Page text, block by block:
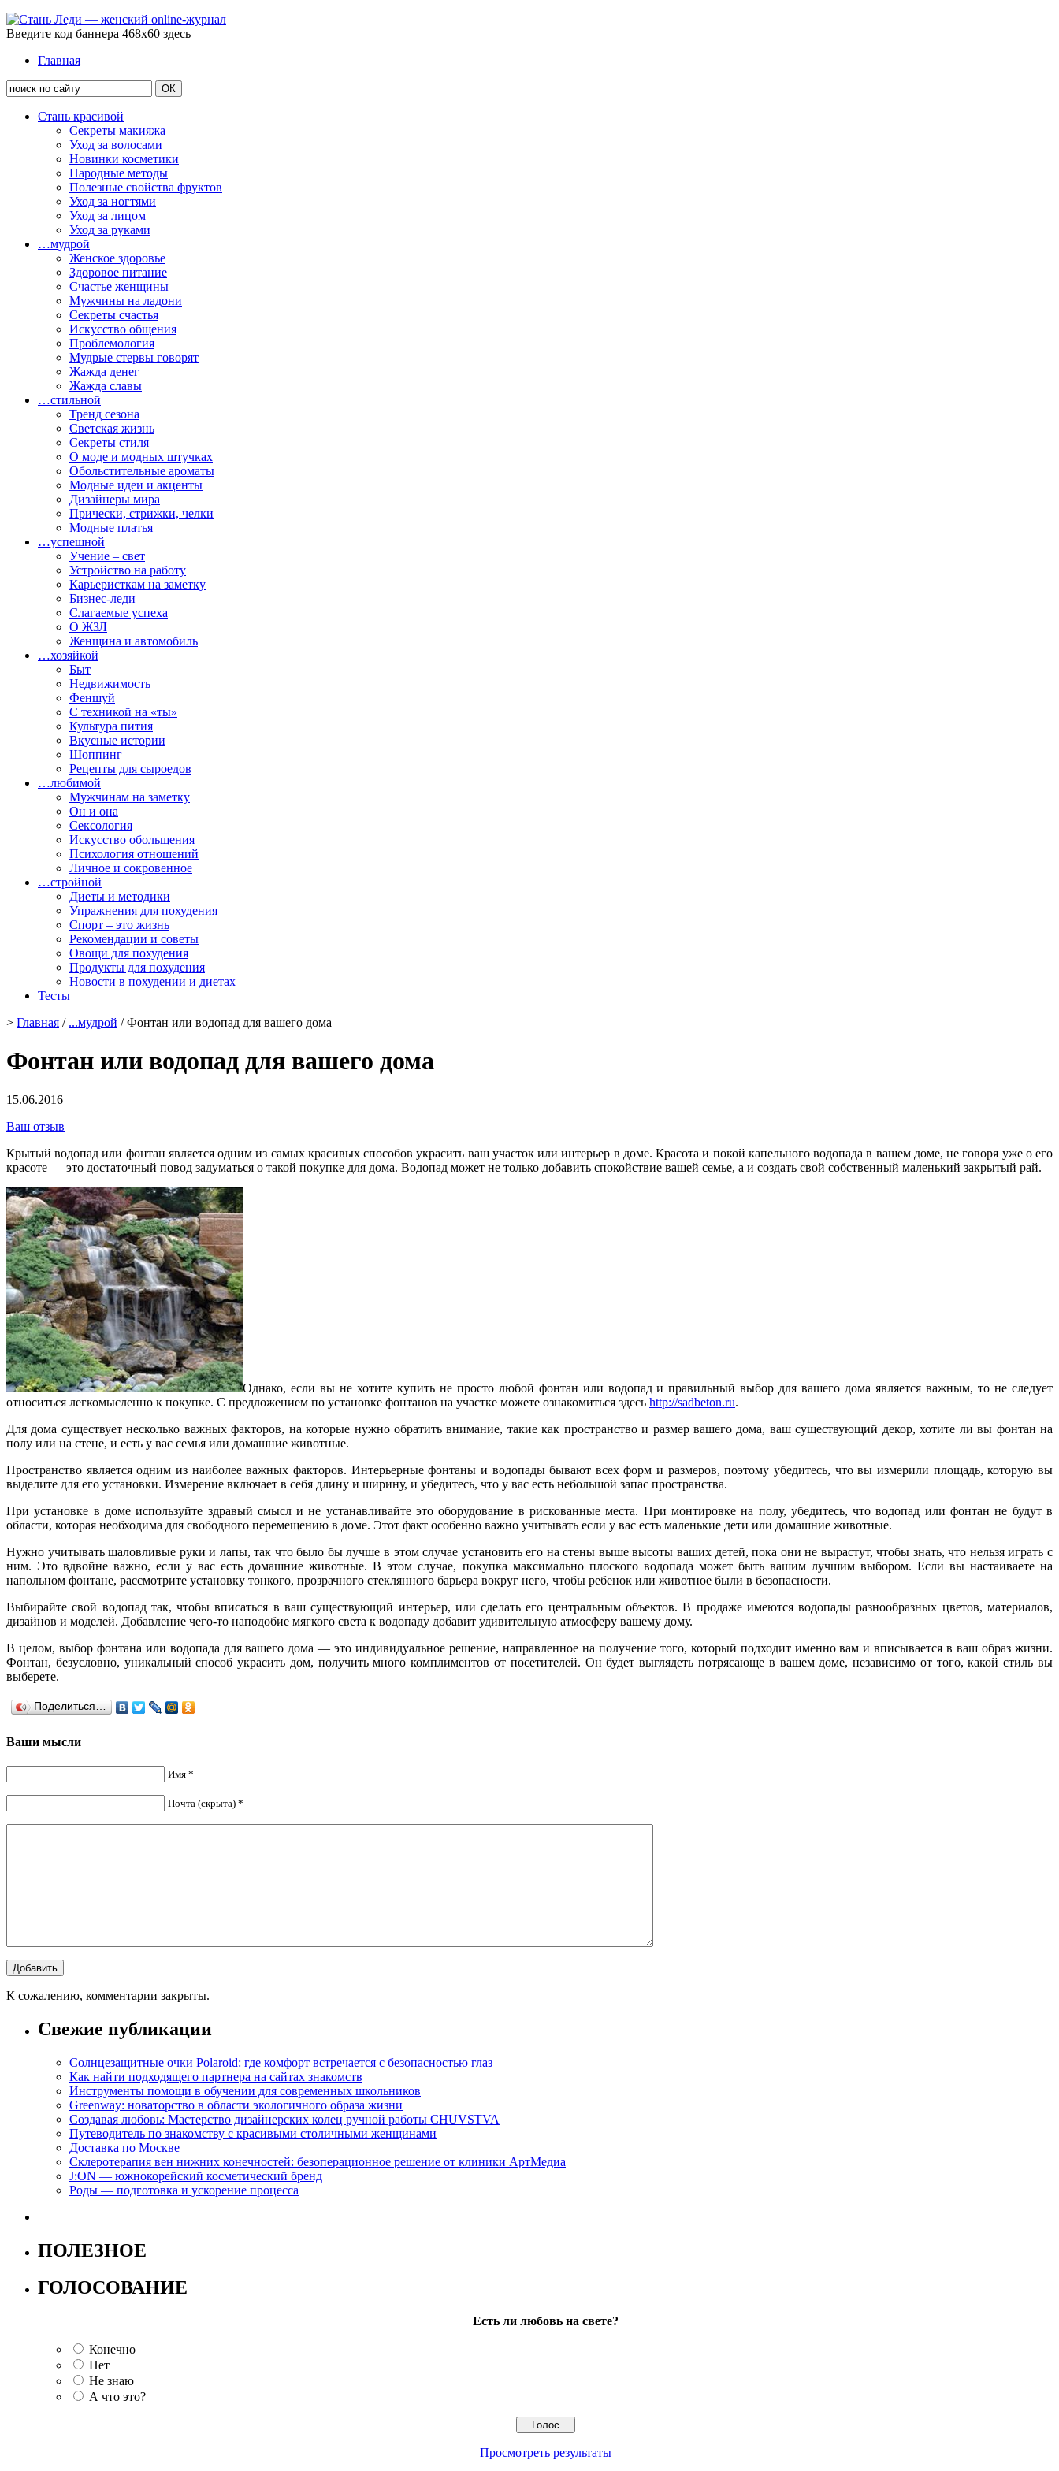
Введите код баннера 468x60 здесь
Главная
Стань красивой
Секреты макияжа
Уход за волосами
Новинки косметики
Народные методы
Полезные свойства фруктов
Уход за ногтями
Уход за лицом
Уход за руками
…мудрой
Женское здоровье
Здоровое питание
Счастье женщины
Мужчины на ладони
Секреты счастья
Искусство общения
Проблемология
Мудрые стервы говорят
Жажда денег
Жажда славы
…стильной
Тренд сезона
Светская жизнь
Секреты стиля
О моде и модных штучках
Обольстительные ароматы
Модные идеи и акценты
Дизайнеры мира
Прически, стрижки, челки
Модные платья
…успешной
Учение – свет
Устройство на работу
Карьеристкам на заметку
Бизнес-леди
Слагаемые успеха
О ЖЗЛ
Женщина и автомобиль
…хозяйкой
Быт
Недвижимость
Феншуй
С техникой на «ты»
Культура пития
Вкусные истории
Шоппинг
Рецепты для сыроедов
…любимой
Мужчинам на заметку
Он и она
Сексология
Искусство обольщения
Психология отношений
Личное и сокровенное
…стройной
Диеты и методики
Упражнения для похудения
Спорт – это жизнь
Рекомендации и советы
Овощи для похудения
Продукты для похудения
Новости в похудении и диетах
Тесты
> Главная / ...мудрой / Фонтан или водопад для вашего дома
Фонтан или водопад для вашего дома
15.06.2016
Ваш отзыв
Крытый водопад или фонтан является одним из самых красивых способов украсить ваш участок или интерьер в доме. Красота и покой капельного водопада в вашем доме, не говоря уже о его
красоте — это достаточный повод задуматься о такой покупке для дома. Водопад может не только добавить спокойствие вашей семье, а и создать свой собственный маленький закрытый рай.
Однако, если вы не хотите купить не просто любой фонтан или водопад и правильный выбор для вашего дома является важным, то не следует
относиться легкомысленно к покупке. С предложением по установке фонтанов на участке можете ознакомиться здесь http://sadbeton.ru.
Для дома существует несколько важных факторов, на которые нужно обратить внимание, такие как пространство и размер вашего дома, ваш существующий декор, хотите ли вы фонтан на
полу или на стене, и есть у вас семья или домашние животные.
Пространство является одним из наиболее важных факторов. Интерьерные фонтаны и водопады бывают всех форм и размеров, поэтому убедитесь, что вы измерили площадь, которую вы
выделите для его установки. Измерение включает в себя длину и ширину, и убедитесь, что у вас есть небольшой запас пространства.
При установке в доме используйте здравый смысл и не устанавливайте это оборудование в рискованные места. При монтировке на полу, убедитесь, что водопад или фонтан не будут в
области, которая необходима для свободного перемещению в доме. Этот факт особенно важно учитывать если у вас есть маленькие дети или домашние животные.
Нужно учитывать шаловливые руки и лапы, так что было бы лучше в этом случае установить его на стены выше высоты ваших детей, пока они не вырастут, чтобы знать, что нельзя играть с
ним. Это вдвойне важно, если у вас есть домашние животные. В этом случае, покупка максимально плоского водопада может быть вашим лучшим выбором. Если вы настаиваете на
напольном фонтане, рассмотрите установку тонкого, прозрачного стеклянного барьера вокруг него, чтобы ребенок или животное были в безопасности.
Выбирайте свой водопад так, чтобы вписаться в ваш существующий интерьер, или сделать его центральным объектов. В продаже имеются водопады разнообразных цветов, материалов,
дизайнов и моделей. Добавление чего-то наподобие мягкого света к водопаду добавит удивительную атмосферу вашему дому.
В целом, выбор фонтана или водопада для вашего дома — это индивидуальное решение, направленное на получение того, который подходит именно вам и вписывается в ваш образ жизни.
Фонтан, безусловно, уникальный способ украсить дом, получить много комплиментов от посетителей. Он будет выглядеть потрясающе в вашем доме, независимо от того, какой стиль вы
выберете.
Поделиться…
Ваши мысли
Имя *
Почта (скрыта) *
К сожалению, комментарии закрыты.
Свежие публикации
Солнцезащитные очки Polaroid: где комфорт встречается с безопасностью глаз
Как найти подходящего партнера на сайтах знакомств
Инструменты помощи в обучении для современных школьников
Greenway: новаторство в области экологичного образа жизни
Создавая любовь: Мастерство дизайнерских колец ручной работы CHUVSTVA
Путеводитель по знакомству с красивыми столичными женщинами
Доставка по Москве
Склеротерапия вен нижних конечностей: безоперационное решение от клиники АртМедиа
J:ON — южнокорейский косметический бренд
Роды — подготовка и ускорение процесса
ПОЛЕЗНОЕ
ГОЛОСОВАНИЕ
Есть ли любовь на свете?
Конечно
Нет
Не знаю
А что это?
Просмотреть результаты